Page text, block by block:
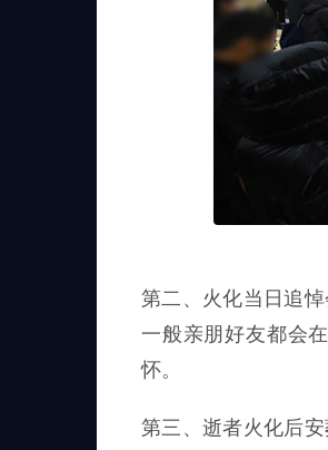
第二、火化当日追
一般亲朋好友都会
怀。
第三、逝者火化后